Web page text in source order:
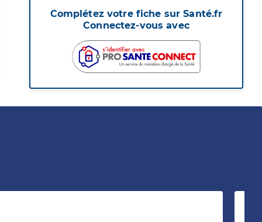
Complétez votre fiche sur Santé.fr
Connectez-vous avec